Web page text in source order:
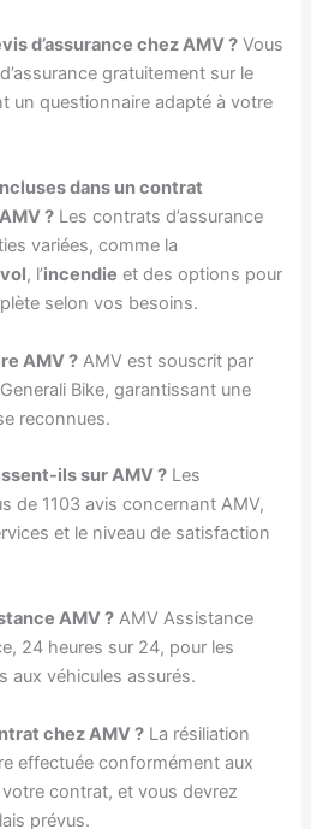
d’assurance chez AMV ? Vous
gratuitement sur le
un questionnaire adapté à votre
dans un contrat
? Les contrats d’assurance
variées, comme la
vol, l’incendie et des options pour
selon vos besoins.
AMV ? AMV est souscrit par
Bike, garantissant une
reconnues.
ils sur AMV ? Les
de 1103 avis concernant AMV,
et le niveau de satisfaction
AMV ? AMV Assistance
24 heures sur 24, pour les
aux véhicules assurés.
chez AMV ? La résiliation
effectuée conformément aux
contrat, et vous devrez
prévus.